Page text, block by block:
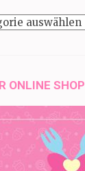
ONLINE SHOP